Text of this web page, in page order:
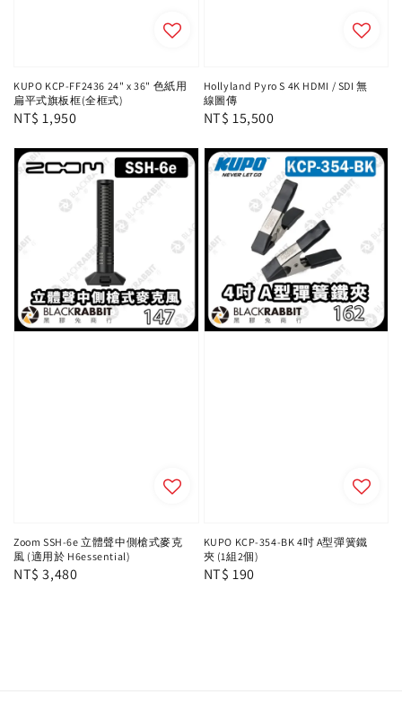
KUPO KCP-FF2436 24" x 36" 色紙用
扁平式旗板框(全框式)
Regular
NT$ 1,950
Hollyland Pyro S 4K HDMI / SDI 無​​
線圖傳
Regular
NT$ 15,500
Zoom SSH-6e 立體聲中側槍式麥克
風 (適用於 H6essential)
Regular
NT$ 3,480
KUPO KCP-354-BK 4吋 A型彈簧鐵
夾 (1組2個)
Regular
NT$ 190